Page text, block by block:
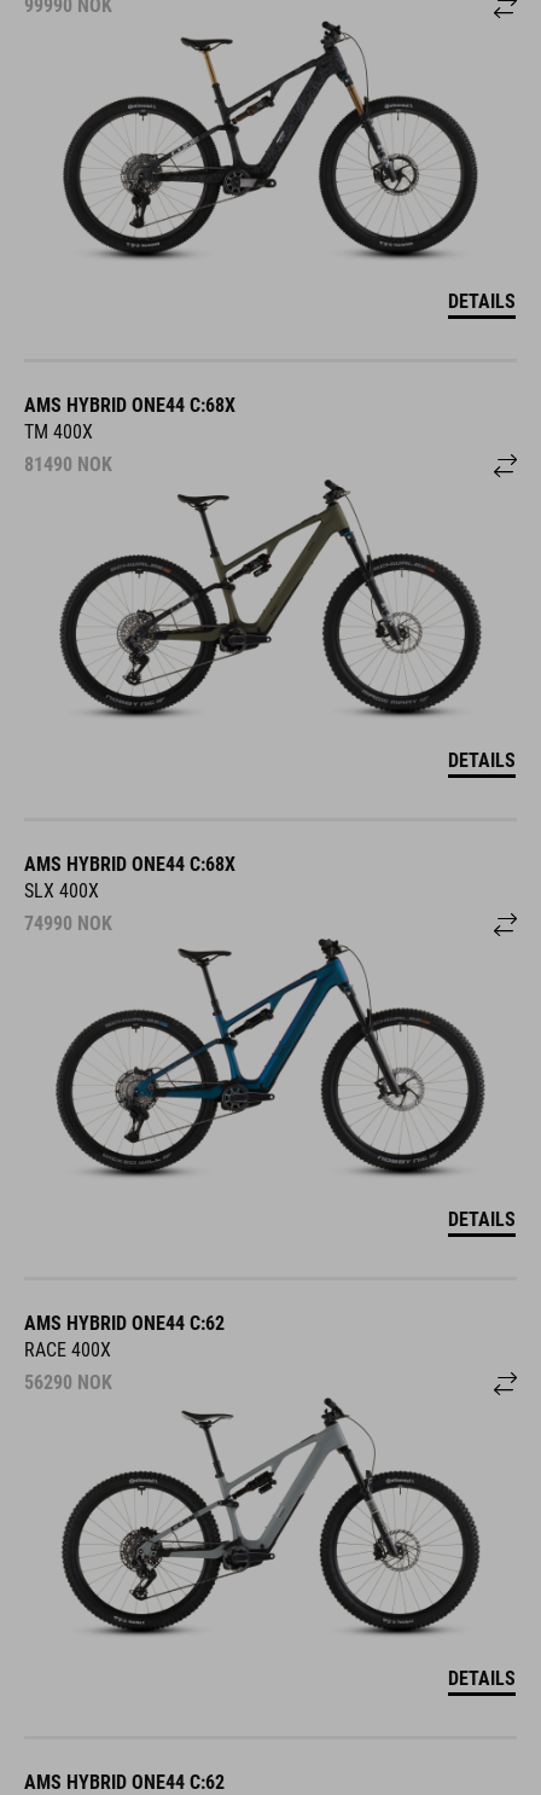
99990 NOK
DETAILS
AMS HYBRID ONE44 C:68X
TM 400X
81490 NOK
DETAILS
AMS HYBRID ONE44 C:68X
SLX 400X
74990 NOK
DETAILS
AMS HYBRID ONE44 C:62
RACE 400X
56290 NOK
DETAILS
AMS HYBRID ONE44 C:62